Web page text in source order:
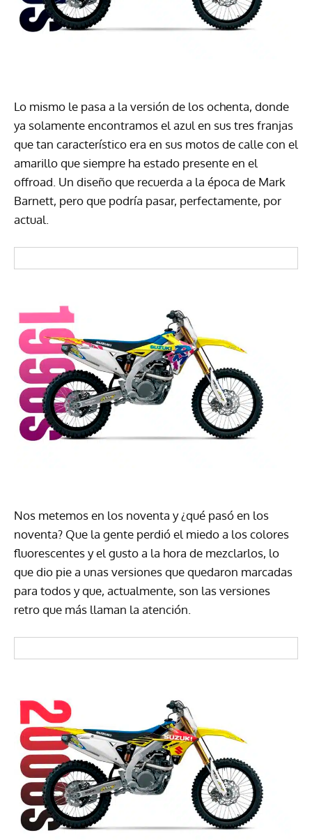
Lo mismo le pasa a la versión de los ochenta, donde
ya solamente encontramos el azul en sus tres franjas
que tan característico era en sus motos de calle con el
amarillo que siempre ha estado presente en el
offroad. Un diseño que recuerda a la época de Mark
Barnett, pero que podría pasar, perfectamente, por
actual.
Nos metemos en los noventa y ¿qué pasó en los
noventa? Que la gente perdió el miedo a los colores
fluorescentes y el gusto a la hora de mezclarlos, lo
que dio pie a unas versiones que quedaron marcadas
para todos y que, actualmente, son las versiones
retro que más llaman la atención.